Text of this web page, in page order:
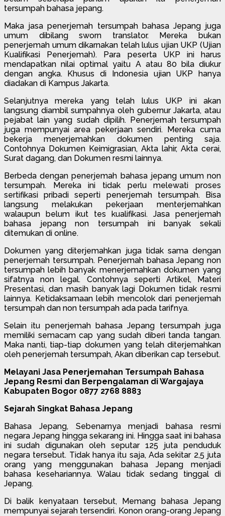
tersumpah bahasa jepang.
Maka jasa penerjemah tersumpah bahasa Jepang juga
umum dibilang sworn translator. Mereka bukan
penerjemah umum dikarnakan telah lulus ujian UKP (Ujian
Kualifikasi Penerjemah). Para peserta UKP ini harus
mendapatkan nilai optimal yaitu A atau 80 bila diukur
dengan angka. Khusus di Indonesia ujian UKP hanya
diadakan di Kampus Jakarta.
Selanjutnya mereka yang telah lulus UKP ini akan
langsung diambil sumpahnya oleh gubernur Jakarta, atau
pejabat lain yang sudah dipilih. Penerjemah tersumpah
juga mempunyai area pekerjaan sendiri. Mereka cuma
bekerja menerjemahkan dokumen penting saja.
Contohnya Dokumen Keimigrasian, Akta lahir, Akta cerai,
Surat dagang, dan Dokumen resmi lainnya.
Berbeda dengan penerjemah bahasa jepang umum non
tersumpah. Mereka ini tidak perlu melewati proses
sertifikasi pribadi seperti penerjemah tersumpah. Bisa
langsung melakukan pekerjaan menterjemahkan
walaupun belum ikut tes kualifikasi. Jasa penerjemah
bahasa jepang non tersumpah ini banyak sekali
ditemukan di online.
Dokumen yang diterjemahkan juga tidak sama dengan
penerjemah tersumpah. Penerjemah bahasa Jepang non
tersumpah lebih banyak menerjemahkan dokumen yang
sifatnya non legal. Contohnya seperti Artikel, Materi
Presentasi, dan masih banyak lagi Dokumen tidak resmi
lainnya. Ketidaksamaan lebih mencolok dari penerjemah
tersumpah dan non tersumpah ada pada tarifnya.
Selain itu penerjemah bahasa Jepang tersumpah juga
memiliki semacam cap yang sudah diberi tanda tangan.
Maka nanti, tiap-tiap dokumen yang telah diterjemahkan
oleh penerjemah tersumpah, Akan diberikan cap tersebut.
Melayani Jasa Penerjemahan Tersumpah Bahasa
Jepang Resmi dan Berpengalaman di Wargajaya
Kabupaten Bogor 0877 2768 8883
Sejarah Singkat Bahasa Jepang
Bahasa Jepang, Sebenarnya menjadi bahasa resmi
negara Jepang hingga sekarang ini. Hingga saat ini bahasa
ini sudah digunakan oleh seputar 125 juta penduduk
negara tersebut. Tidak hanya itu saja, Ada sekitar 2,5 juta
orang yang menggunakan bahasa Jepang menjadi
bahasa kesehariannya. Walau tidak sedang tinggal di
Jepang.
Di balik kenyataan tersebut, Memang bahasa Jepang
mempunyai sejarah tersendiri. Konon orang-orang Jepang